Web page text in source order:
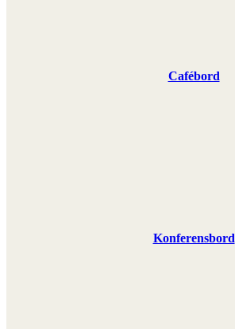
Cafébord
Konferensbord